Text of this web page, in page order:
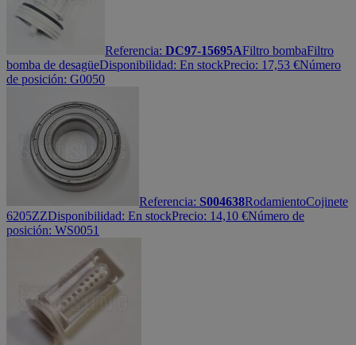
Referencia: DC97-15695AFiltro bombaFiltro
bomba de desagüeDisponibilidad: En stockPrecio: 17,53 €Número
de posición: G0050
Referencia: S004638RodamientoCojinete
6205ZZDisponibilidad: En stockPrecio: 14,10 €Número de
posición: WS0051